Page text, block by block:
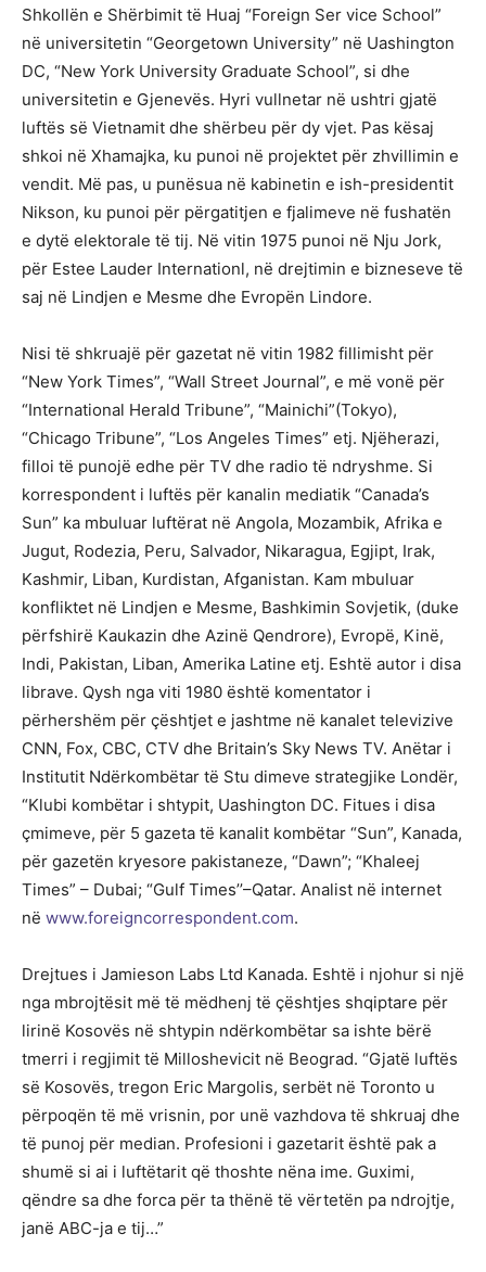
Shkollën e Shërbimit të Huaj “Foreign Ser vice School”
në universitetin “Georgetown University” në Uashington
DC, “New York University Graduate School”, si dhe
universitetin e Gjenevës. Hyri vullnetar në ushtri gjatë
luftës së Vietnamit dhe shërbeu për dy vjet. Pas kësaj
shkoi në Xhamajka, ku punoi në projektet për zhvillimin e
vendit. Më pas, u punësua në kabinetin e ish-presidentit
Nikson, ku punoi për përgatitjen e fjalimeve në fushatën
e dytë elektorale të tij. Në vitin 1975 punoi në Nju Jork,
për Estee Lauder Internationl, në drejtimin e bizneseve të
saj në Lindjen e Mesme dhe Evropën Lindore.
Nisi të shkruajë për gazetat në vitin 1982 fillimisht për
“New York Times”, “Wall Street Journal”, e më vonë për
“International Herald Tribune”, “Mainichi”(Tokyo),
“Chicago Tribune”, “Los Angeles Times” etj. Njëherazi,
filloi të punojë edhe për TV dhe radio të ndryshme. Si
korrespondent i luftës për kanalin mediatik “Canada’s
Sun” ka mbuluar luftërat në Angola, Mozambik, Afrika e
Jugut, Rodezia, Peru, Salvador, Nikaragua, Egjipt, Irak,
Kashmir, Liban, Kurdistan, Afganistan. Kam mbuluar
konfliktet në Lindjen e Mesme, Bashkimin Sovjetik, (duke
përfshirë Kaukazin dhe Azinë Qendrore), Evropë, Kinë,
Indi, Pakistan, Liban, Amerika Latine etj. Eshtë autor i disa
librave. Qysh nga viti 1980 është komentator i
përhershëm për çështjet e jashtme në kanalet televizive
CNN, Fox, CBC, CTV dhe Britain’s Sky News TV. Anëtar i
Institutit Ndërkombëtar të Stu dimeve strategjike Londër,
“Klubi kombëtar i shtypit, Uashington DC. Fitues i disa
çmimeve, për 5 gazeta të kanalit kombëtar “Sun”, Kanada,
për gazetën kryesore pakistaneze, “Dawn”; “Khaleej
Times” – Dubai; “Gulf Times’’–Qatar. Analist në internet
në www.foreigncorrespondent.com.
Drejtues i Jamieson Labs Ltd Kanada. Eshtë i njohur si një
nga mbrojtësit më të mëdhenj të çështjes shqiptare për
lirinë Kosovës në shtypin ndërkombëtar sa ishte bërë
tmerri i regjimit të Milloshevicit në Beograd. “Gjatë luftës
së Kosovës, tregon Eric Margolis, serbët në Toronto u
përpoqën të më vrisnin, por unë vazhdova të shkruaj dhe
të punoj për median. Profesioni i gazetarit është pak a
shumë si ai i luftëtarit që thoshte nëna ime. Guximi,
qëndre sa dhe forca për ta thënë të vërtetën pa ndrojtje,
janë ABC-ja e tij…”